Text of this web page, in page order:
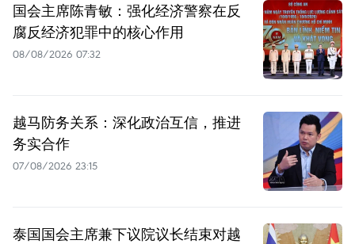
国会主席陈青敏：强化经济警察在反
腐反经济犯罪中的核心作用
08/08/2026 07:32
越马防务关系：深化政治互信，推进
务实合作
07/08/2026 23:15
泰国国会主席兼下议院议长结束对越